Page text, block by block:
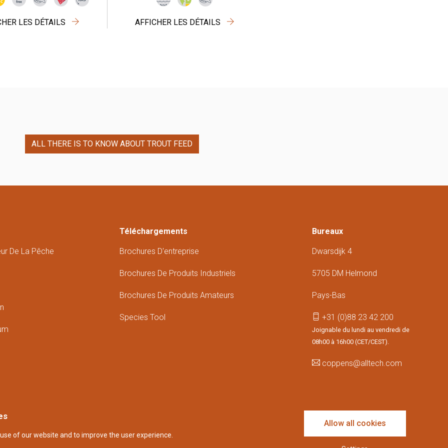
of our website and to improve the user experience.
Allow all cookies
LES DÉTAILS AFFICHER LES DÉTAILS
ALL THERE IS TO KNOW ABOUT TROUT FEED
De La Pêche
Téléchargements
Brochures D'entreprise
Brochures De Produits Industriels
Brochures De Produits Amateurs
Species Tool
Bureaux
Dwarsdijk 4
5705 DM Helmond
Pays-Bas
+31 (0)88 23 42 200
Joignable du lundi au vendredi de
08h00 à 16h00 (CET/CEST).
coppens@alltech.com